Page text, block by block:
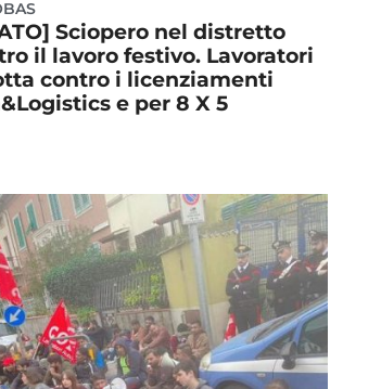
Sciopero nel distretto
il lavoro festivo. Lavoratori
contro i licenziamenti
e per 8 X 5